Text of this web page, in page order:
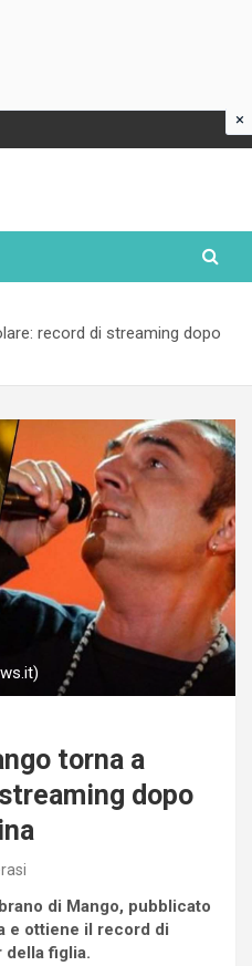
record di streaming dopo
torna a
dopo
di Mango, pubblicato
e ottiene il record di
della figlia.
×